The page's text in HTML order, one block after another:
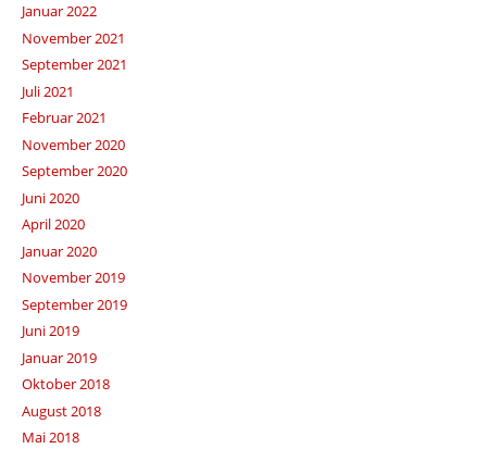
Januar 2022
November 2021
September 2021
Juli 2021
Februar 2021
November 2020
September 2020
Juni 2020
April 2020
Januar 2020
November 2019
September 2019
Juni 2019
Januar 2019
Oktober 2018
August 2018
Mai 2018